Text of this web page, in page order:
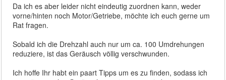
Da ich es aber leider nicht eindeutig zuordnen kann, weder
vorne/hinten noch Motor/Getriebe, möchte ich euch gerne um
Rat fragen.
Sobald ich die Drehzahl auch nur um ca. 100 Umdrehungen
reduziere, ist das Geräusch völlig verschwunden.
Ich hoffe Ihr habt ein paart Tipps um es zu finden, sodass ich